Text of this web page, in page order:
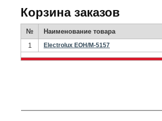
Корзина заказов
№ Наименование товара
1
Electrolux EOH/M-5157